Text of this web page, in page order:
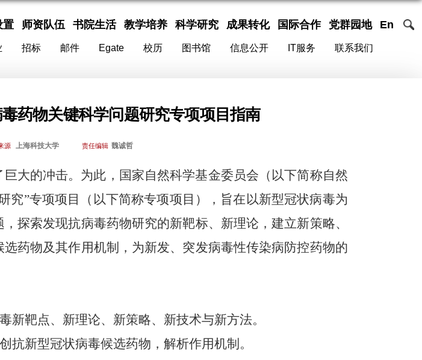
置 师资队伍 书院生活 教学培养 科学研究 成果转化 国际合作 党群园地 En
招标 邮件 Egate 校历 图书馆 信息公开 IT服务 联系我们
药物关键科学问题研究专项项目指南
源 上海科技大学 责任编辑 魏诚哲
大的冲击。为此，国家自然科学基金委员会（以下简称自然
究”专项项目（以下简称专项项目），旨在以新型冠状病毒为
探索发现抗病毒药物研究的新靶标、新理论，建立新策略、
药物及其作用机制，为新发、突发病毒性传染病防控药物的
靶点、新理论、新策略、新技术与新方法。
抗新型冠状病毒候选药物，解析作用机制。